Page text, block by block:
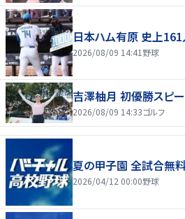
日本ハム有原 史上
2026/08/09 14:41 野球
吉澤柚月 初優勝スピ
2026/08/09 14:33ゴルフ
夏の甲子園 全試合無料
2026/04/12 00:00野球